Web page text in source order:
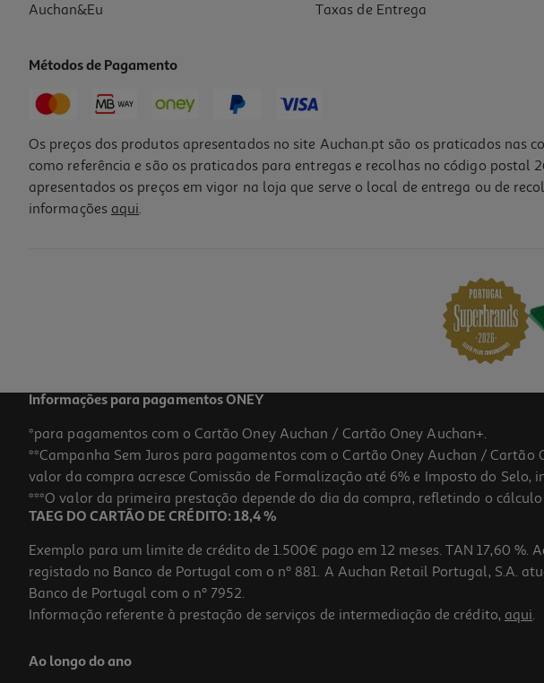
Auchan&Eu
Taxas de Entrega
Métodos de Pagamento
Os preços dos produtos apresentados no site Auchan.pt são os praticados nas
como referência e são os praticados para entregas e recolhas no código
apresentados os preços em vigor na loja que serve o local de entrega ou de
informações aqui.
Informações para pagamentos ONEY
*para pagamentos com o Cartão Oney Auchan / Cartão Oney Auchan+.
**Campanha Sem Juros para pagamentos com o Cartão Oney Auchan /
valor da compra acresce Comissão de Formalização até 6% e Imposto do Selo,
***O valor da primeira prestação depende do dia da compra, refletindo o
TAEG DO CARTÃO DE CRÉDITO: 18,4 %
Exemplo para um limite de crédito de 1.500€ pago em 12 meses. TAN 17,60
registado no Banco de Portugal com o nº 881. A Auchan Retail Portugal, S.A.
Banco de Portugal com o nº 7952.
Informação referente à prestação de serviços de intermediação de crédito, aqui.
Ao longo do ano